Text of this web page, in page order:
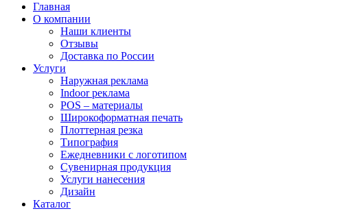
Главная
О компании
Наши клиенты
Отзывы
Доставка по России
Услуги
Наружная реклама
Indoor реклама
POS – материалы
Широкоформатная печать
Плоттерная резка
Типография
Ежедневники с логотипом
Сувенирная продукция
Услуги нанесения
Дизайн
Каталог